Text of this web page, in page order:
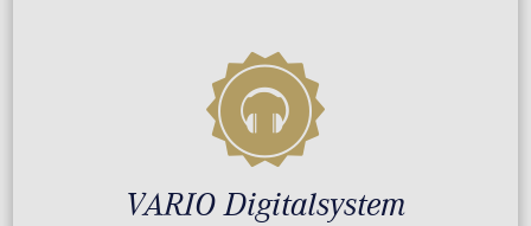
VARIO Digitalsystem